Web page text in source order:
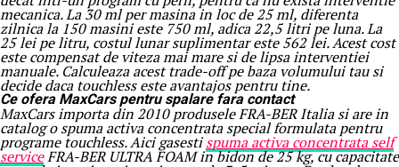
mecanica. La 30 ml per masina in loc de 25 ml, diferenta
zilnica la 150 masini este 750 ml, adica 22,5 litri pe luna. La
25 lei pe litru, costul lunar suplimentar este 562 lei. Acest cost
este compensat de viteza mai mare si de lipsa interventiei
manuale. Calculeaza acest trade-off pe baza volumului tau si
decide daca touchless este avantajos pentru tine.
Ce ofera MaxCars pentru spalare fara contact
MaxCars importa din 2010 produsele FRA-BER Italia si are in
catalog o spuma activa concentrata special formulata pentru
programe touchless. Aici gasestispuma activa concentrata self
serviceFRA-BER ULTRA FOAM in bidon de 25 kg, cu capacitate